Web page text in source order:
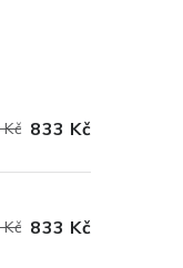
833 Kč
833 Kč